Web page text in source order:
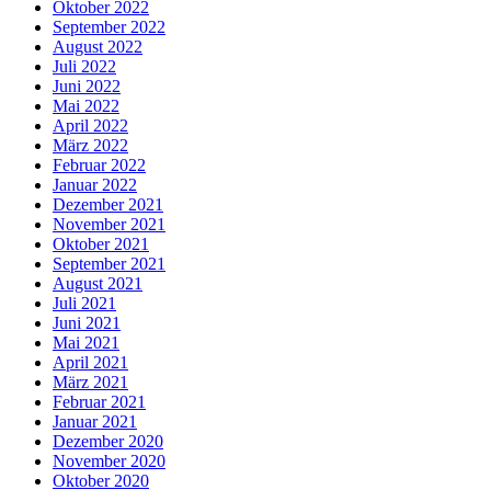
Oktober 2022
September 2022
August 2022
Juli 2022
Juni 2022
Mai 2022
April 2022
März 2022
Februar 2022
Januar 2022
Dezember 2021
November 2021
Oktober 2021
September 2021
August 2021
Juli 2021
Juni 2021
Mai 2021
April 2021
März 2021
Februar 2021
Januar 2021
Dezember 2020
November 2020
Oktober 2020